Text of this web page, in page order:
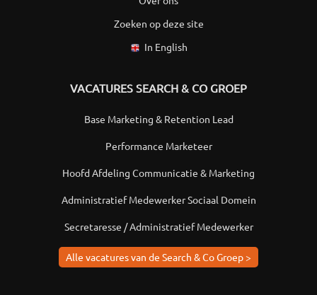
Zoeken op deze site
In English
VACATURES SEARCH & CO GROEP
Base Marketing & Retention Lead
Performance Marketeer
Hoofd Afdeling Communicatie & Marketing
Administratief Medewerker Sociaal Domein
Secretaresse / Administratief Medewerker
Alle vacatures van de Search & Co Groep >